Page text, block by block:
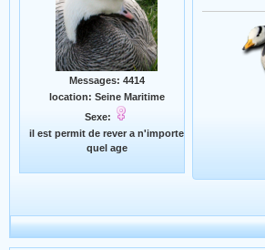
Messages: 4414
location: Seine Maritime
Sexe:
il est permit de rever a n'importe
quel age